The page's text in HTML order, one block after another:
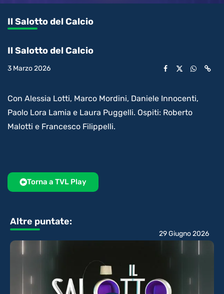
l’audio0.07%
Il Salotto del Calcio
Il Salotto del Calcio
3 Marzo 2026
Con Alessia Lotti, Marco Mordini, Daniele Innocenti,
Paolo Lora Lamia e Laura Puggelli. Ospiti: Roberto
Malotti e Francesco Filippelli.
Torna a TVL Play
Altre puntate:
29 Giugno 2026